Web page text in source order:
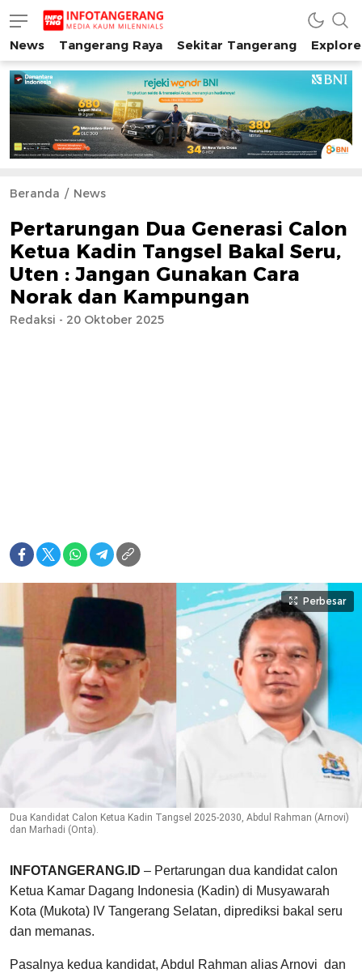
INFO TANGERANG
Media Kaum Millenials Tangerang Raya
News Tangerang Raya Sekitar Tangerang
Beranda News
Pertarungan Dua Generasi Calon
Ketua Kadin Tangsel Bakal Seru,
Uten : Jangan Gunakan Cara
Norak dan Kampungan
Redaksi - 20 Oktober 2025
Perbesar
Dua Kandidat Calon Ketua Kadin Tangsel 2025-2030, Abdul Rahman (Arnovi)
dan Marhadi (Onta).
INFOTANGERANG.ID – Pertarungan dua kandidat calon
Ketua Kamar Dagang Indonesia (Kadin) di Musyawarah
Kota (Mukota) IV Tangerang Selatan, diprediksi bakal seru
dan memanas.
Pasalnya kedua kandidat, Abdul Rahman alias Arnovi dan